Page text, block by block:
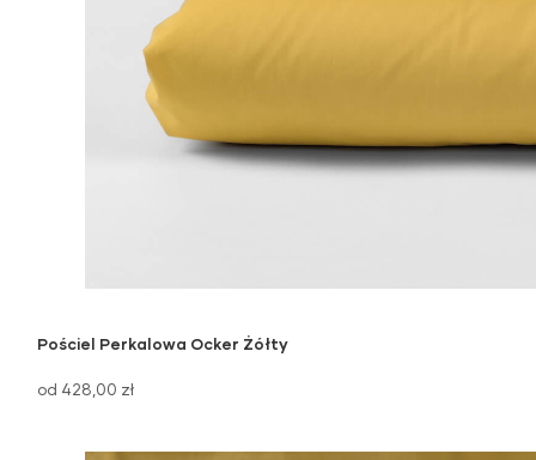
Pościel Perkalowa Ocker Żółty
od 428,00 zł